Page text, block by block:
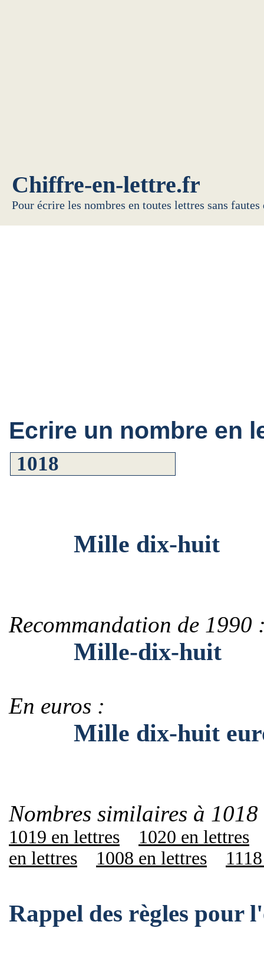
Chiffre-en-lettre.fr
Pour écrire les nombres en toutes lettres sans
Ecrire un nombre en
Mille dix-huit
Recommandation de 1990
Mille-dix-huit
En euros :
Mille dix-huit
Nombres similaires à
1019 en lettres
1020 en lettres
en lettres
1008 en lettres
Rappel des règles pour